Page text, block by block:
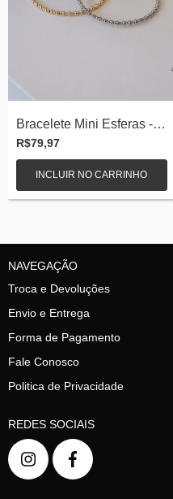
Bracelete Mini Esferas - Semijoias
R$79,97
INCLUIR NO CARRINHO
NAVEGAÇÃO
Troca e Devoluções
Envio e Entrega
Forma de Pagamento
Fale Conosco
Politica de Privacidade
REDES SOCIAIS